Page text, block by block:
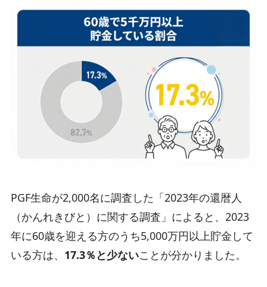
PGF生命が2,000名に調査した「2023年の還暦人
（かんれきびと）に関する調査」によると、2023
年に60歳を迎える方のうち5,000万円以上貯金して
いる方は、 17.3％と少ないことが分かりました。